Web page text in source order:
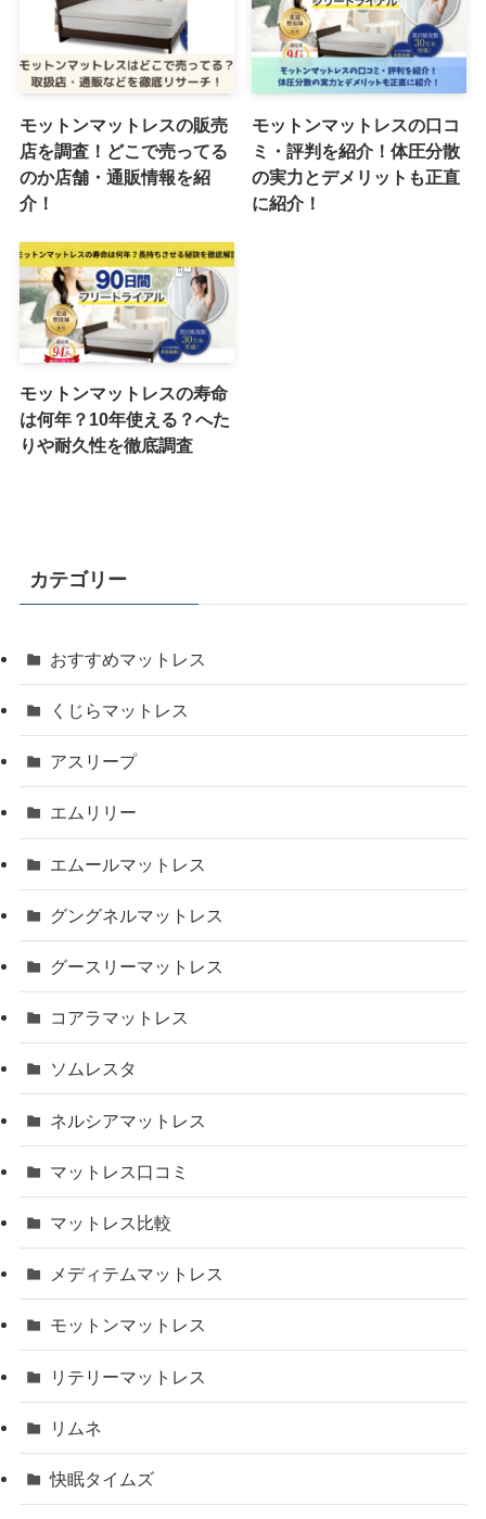
モットンマットレスの販売
店を調査！どこで売ってる
のか店舗・通販情報を紹
介！
モットンマットレスの口コ
ミ・評判を紹介！体圧分散
の実力とデメリットも正直
に紹介！
モットンマットレスの寿命
は何年？10年使える？へた
りや耐久性を徹底調査
カテゴリー
おすすめマットレス
くじらマットレス
アスリープ
エムリリー
エムールマットレス
グングネルマットレス
グースリーマットレス
コアラマットレス
ソムレスタ
ネルシアマットレス
マットレス口コミ
マットレス比較
メディテムマットレス
モットンマットレス
リテリーマットレス
リムネ
快眠タイムズ